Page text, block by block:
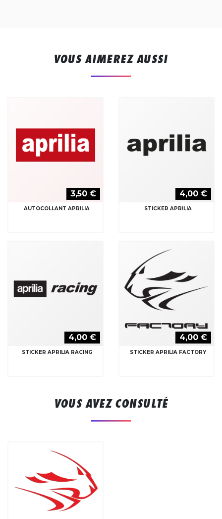
VOUS AIMEREZ AUSSI
3,50 €
AUTOCOLLANT APRILIA
4,00 €
STICKER APRILIA
4,00 €
STICKER APRILIA RACING
4,00 €
STICKER APRILIA FACTORY
VOUS AVEZ CONSULTÉ